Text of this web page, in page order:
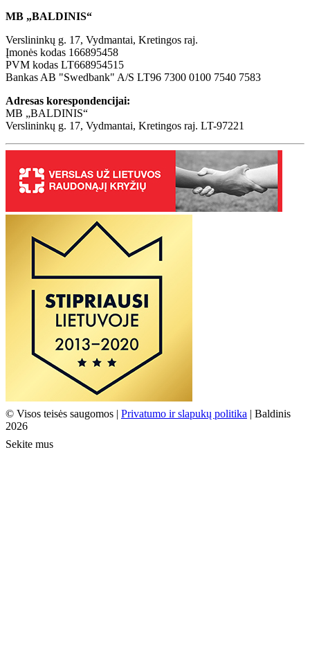
MB „BALDINIS“
Verslininkų g. 17, Vydmantai, Kretingos raj.
Įmonės kodas 166895458
PVM kodas LT668954515
Bankas AB "Swedbank" A/S LT96 7300 0100 7540 7583
Adresas korespondencijai:
MB „BALDINIS“
Verslininkų g. 17, Vydmantai, Kretingos raj. LT-97221
© Visos teisės saugomos | Privatumo ir slapukų politika | Baldinis
2026
Sekite mus